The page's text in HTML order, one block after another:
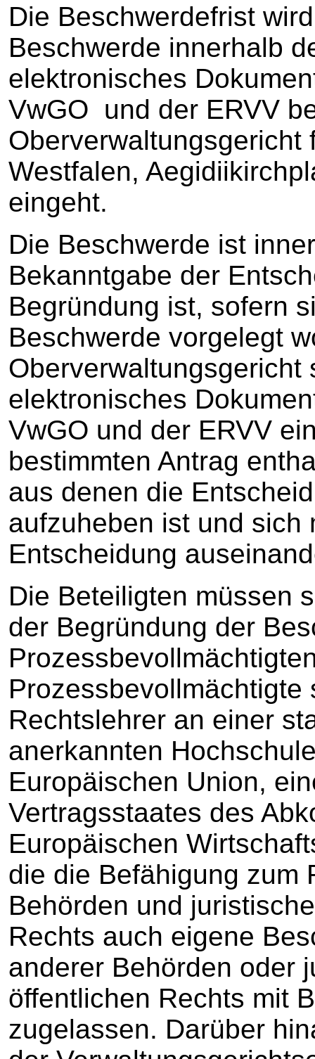
Die Beschwerdefrist
Beschwerde innerhalb
elektronisches
VwGO und der ERVV
Oberverwaltungsgericht
Westfalen,
eingeht.
Die Beschwerde ist
Bekanntgabe der
Begründung ist, sofern
Beschwerde vorgelegt
Oberverwaltungsgericht
elektronisches
VwGO und der ERVV
bestimmten Antrag
aus denen die
aufzuheben ist und sich
Entscheidung
Die Beteiligten müssen
der Begründung der
Rechtslehrer an einer
anerkannten
Europäischen Union,
Vertragsstaates des
Europäischen
die die Befähigung zum
Behörden und
Rechts auch eigene
anderer Behörden oder
öffentlichen Rechts mit
zugelassen. Darüber